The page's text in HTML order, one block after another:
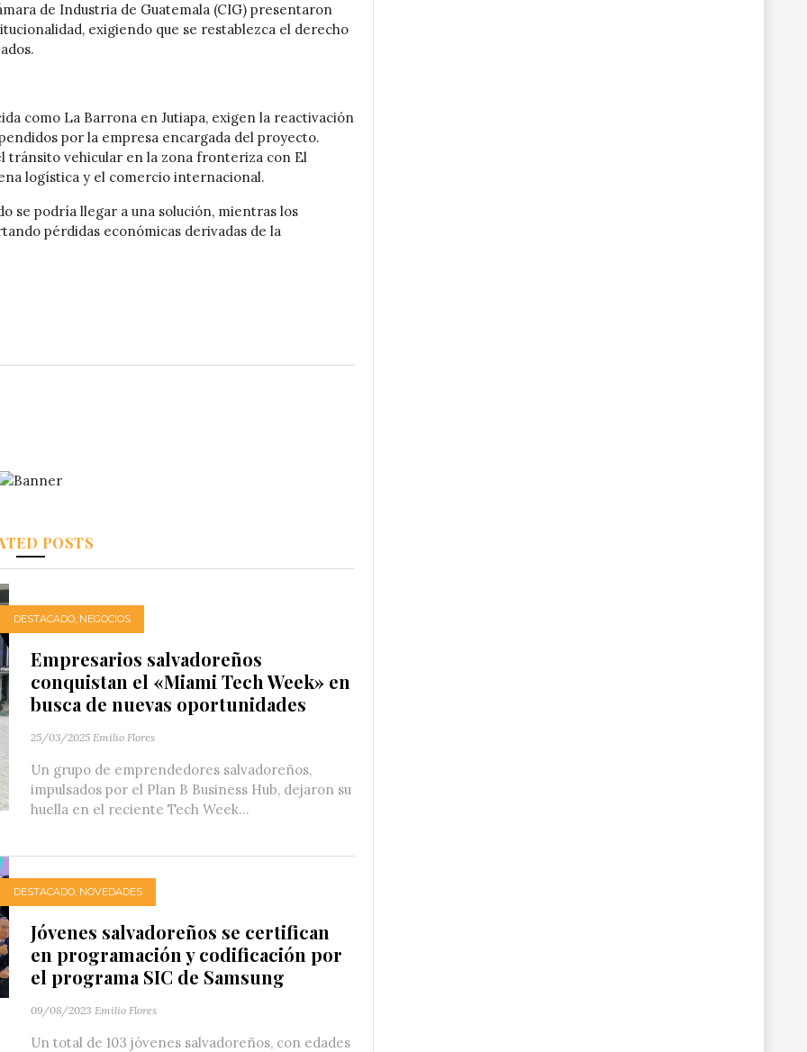
de Industria de Guatemala (CIG) presentaron
exigiendo que se restablezca el derecho
como La Barrona en Jutiapa, exigen la reactivación
por la empresa encargada del proyecto.
tránsito vehicular en la zona fronteriza con El
logística y el comercio internacional.
se podría llegar a una solución, mientras los
pérdidas económicas derivadas de la
POSTS
DESTACADO, NEGOCIOS
Empresarios salvadoreños
conquistan el «Miami Tech Week» en
busca de nuevas oportunidades
25/03/2025 Emilio Flores
Un grupo de emprendedores salvadoreños,
impulsados por el Plan B Business Hub, dejaron su
huella en el reciente Tech Week...
DESTACADO, NOVEDADES
Jóvenes salvadoreños se certifican
en programación y codificación por
el programa SIC de Samsung
09/08/2023 Emilio Flores
Un total de 103 jóvenes salvadoreños, con edades